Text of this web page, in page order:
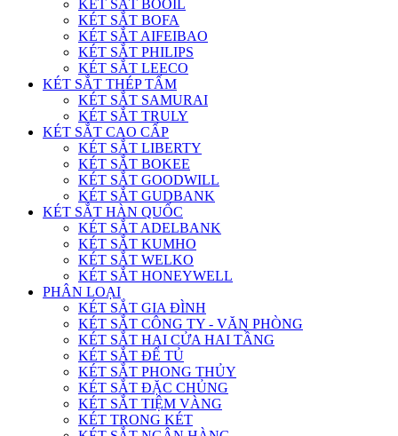
KÉT SẮT BOOIL
KÉT SẮT BOFA
KÉT SẮT AIFEIBAO
KÉT SẮT PHILIPS
KÉT SẮT LEECO
KÉT SẮT THÉP TẤM
KÉT SẮT SAMURAI
KÉT SẮT TRULY
KÉT SẮT CAO CẤP
KÉT SẮT LIBERTY
KÉT SẮT BOKEE
KÉT SẮT GOODWILL
KÉT SẮT GUDBANK
KÉT SẮT HÀN QUỐC
KÉT SẮT ADELBANK
KÉT SẮT KUMHO
KÉT SẮT WELKO
KÉT SẮT HONEYWELL
PHÂN LOẠI
KÉT SẮT GIA ĐÌNH
KÉT SẮT CÔNG TY - VĂN PHÒNG
KÉT SẮT HAI CỬA HAI TẦNG
KÉT SẮT ĐỂ TỦ
KÉT SẮT PHONG THỦY
KÉT SẮT ĐẶC CHỦNG
KÉT SẮT TIỆM VÀNG
KÉT TRONG KÉT